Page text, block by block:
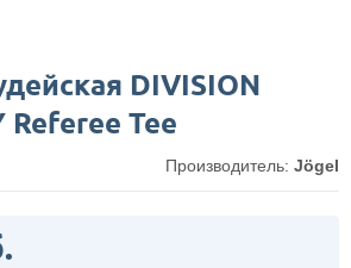
DIVISION
Referee Tee
Производитель: Jögel